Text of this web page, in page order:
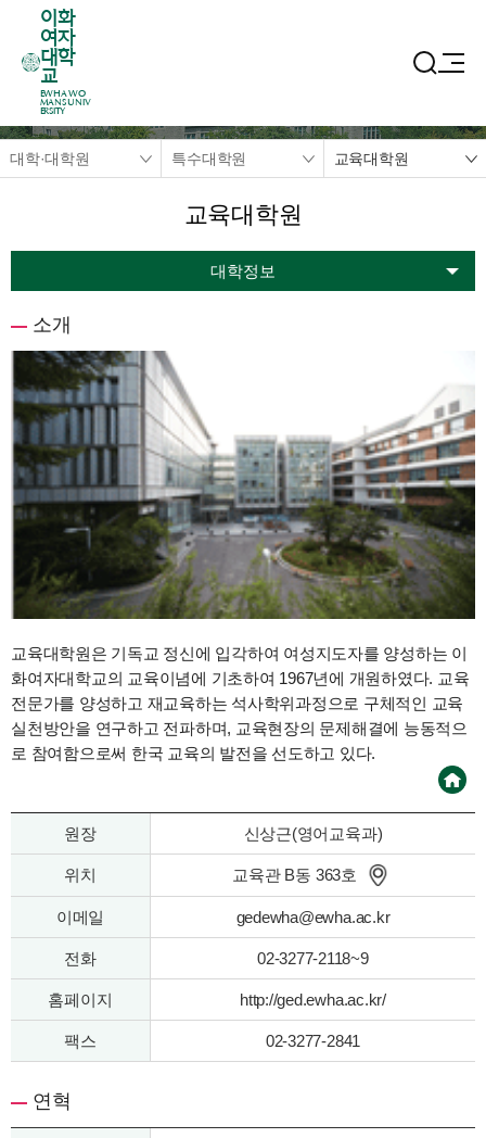
이화
여자
대학
교
EWHA WO
MANS UNIV
ERSITY
대학·대학원 특수대학원 교육대학원
교육대학원
대학정보
소개
교육대학원은 기독교 정신에 입각하여 여성지도자를 양성하는 이
화여자대학교의 교육이념에 기초하여 1967년에 개원하였다. 교육
전문가를 양성하고 재교육하는 석사학위과정으로 구체적인 교육
실천방안을 연구하고 전파하며, 교육현장의 문제해결에 능동적으
로 참여함으로써 한국 교육의 발전을 선도하고 있다.
원장 신상근(영어교육과)
위치 교육관 B동 363호
이메일 gedewha@ewha.ac.kr
전화 02-3277-2118~9
홈페이지 http://ged.ewha.ac.kr/
팩스 02-3277-2841
연혁